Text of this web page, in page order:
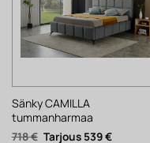
Sänky CAMILLA
tummanharmaa
718€ Alkuperäinen
539€Nykyinen